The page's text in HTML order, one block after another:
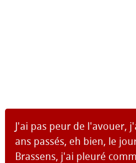
J'ai pas peur de l'avouer,
ans passés, eh bien, le
Brassens, j'ai pleuré